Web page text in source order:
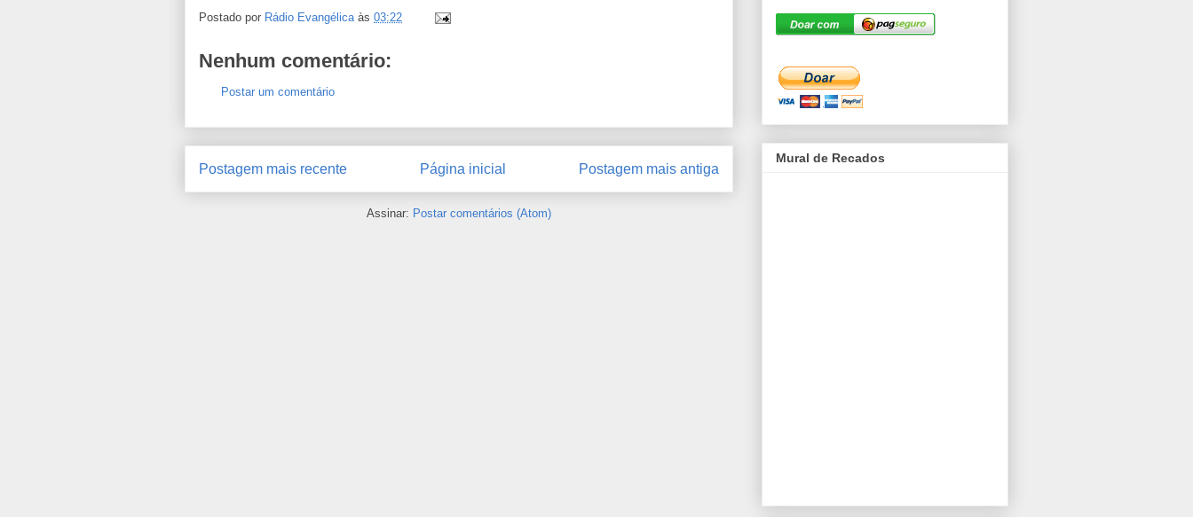
Postado por Rádio Evangélica às 03:22
Nenhum comentário:
Postar um comentário
Postagem mais recente Postagem mais antiga
Página inicial
Assinar: Postar comentários (Atom)
Mural de Recados